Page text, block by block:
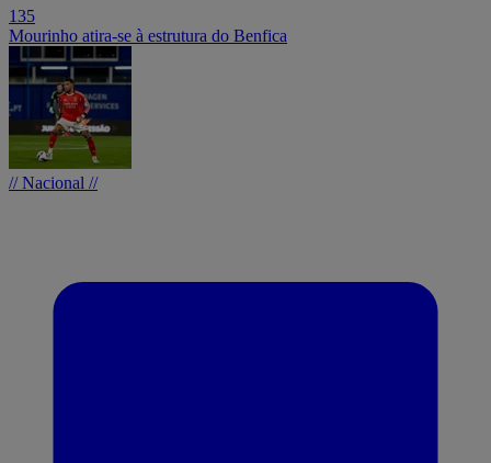
135
Mourinho atira-se à estrutura do Benfica
// Nacional //